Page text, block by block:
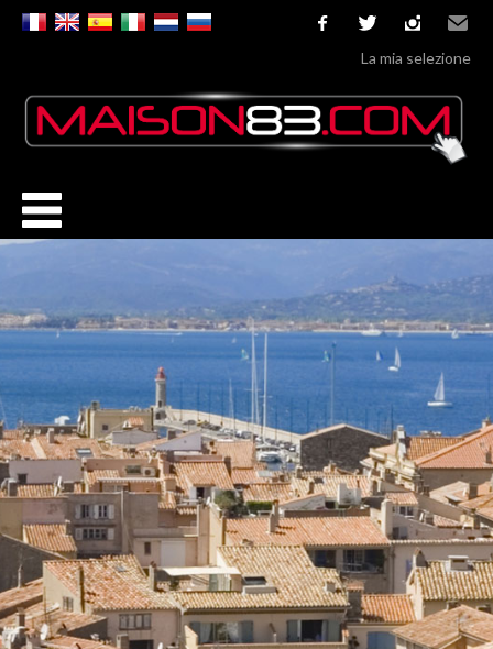
facebooktwitterinstagram
Email
La mia selezione